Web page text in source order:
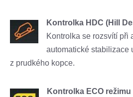
Kontrolka HDC (Hill
Kontrolka se rozsvítí při
automatické stabilizace
z prudkého kopce.
Kontrolka ECO režimu